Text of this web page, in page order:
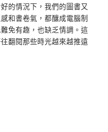
的情況下，我們的圖書又
和書卷氣，都釀成電腦制
免有趣，也缺乏情調。這
翻閱那些時光越來越推遠